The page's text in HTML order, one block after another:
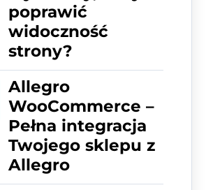
poprawić
widoczność
strony?
Allegro
WooCommerce –
Pełna integracja
Twojego sklepu z
Allegro